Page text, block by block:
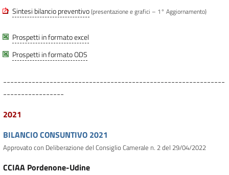
Sintesi bilancio preventivo(presentazione e grafici – 1° Aggiornamento)
Prospetti in formato excel
Prospetti in formato ODS
--------------------------------------------------------------
-----------------
2021
BILANCIO CONSUNTIVO 2021
Approvato con Deliberazione del Consiglio Camerale n. 2 del 29/04/2022
CCIAA Pordenone-Udine